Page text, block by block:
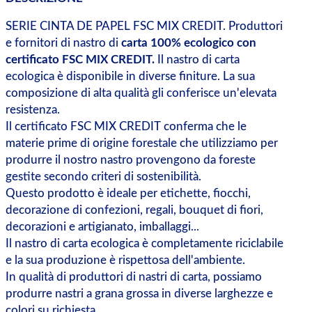
SERIE CINTA DE PAPEL FSC MIX CREDIT. Produttori
e fornitori di nastro di carta 100% ecologico con
certificato FSC MIX CREDIT.Il nastro di carta
ecologica è disponibile in diverse finiture. La sua
composizione di alta qualità gli conferisce un'elevata
resistenza.
Il certificato FSC MIX CREDIT conferma che le
materie prime di origine forestale che utilizziamo per
produrre il nostro nastro provengono da foreste
gestite secondo criteri di sostenibilità.
Questo prodotto è ideale per etichette, fiocchi,
decorazione di confezioni, regali, bouquet di fiori,
decorazioni e artigianato, imballaggi...
Il nastro di carta ecologica è completamente riciclabile
e la sua produzione è rispettosa dell'ambiente.
In qualità di produttori di nastri di carta, possiamo
produrre nastri a grana grossa in diverse larghezze e